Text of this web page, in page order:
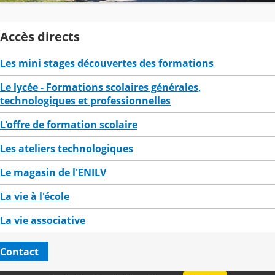
Accès directs
Les mini stages découvertes des formations
Le lycée - Formations scolaires générales,
technologiques et professionnelles
L'offre de formation scolaire
Les ateliers technologiques
Le magasin de l'ENILV
La vie à l'école
La vie associative
Contact